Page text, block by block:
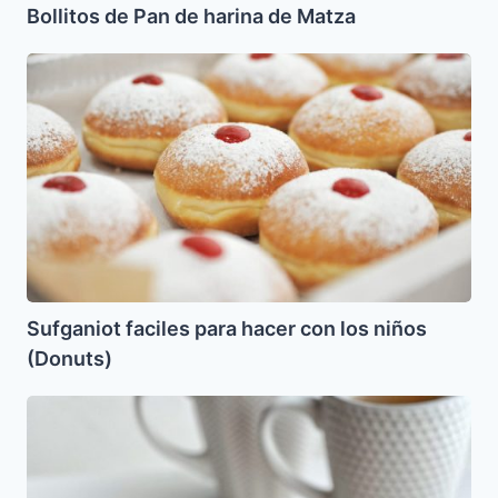
Bollitos de Pan de harina de Matza
Sufganiot
faciles
para
hacer
con
los
niños
(Donuts)
Sufganiot faciles para hacer con los niños
(Donuts)